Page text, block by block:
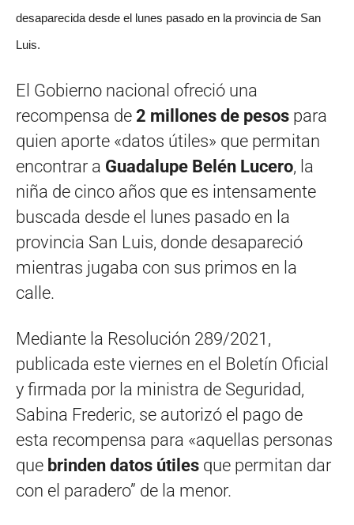
desaparecida desde el lunes pasado en la provincia de San
Luis.
El Gobierno nacional ofreció una
recompensa de 2 millones de pesos para
quien aporte «datos útiles» que permitan
encontrar a Guadalupe Belén Lucero, la
niña de cinco años que es intensamente
buscada desde el lunes pasado en la
provincia San Luis, donde desapareció
mientras jugaba con sus primos en la
calle.
Mediante la Resolución 289/2021,
publicada este viernes en el Boletín Oficial
y firmada por la ministra de Seguridad,
Sabina Frederic, se autorizó el pago de
esta recompensa para «aquellas personas
que brinden datos útiles que permitan dar
con el paradero” de la menor.